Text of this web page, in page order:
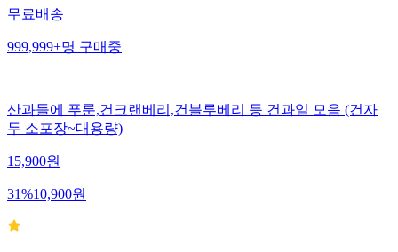
무료배송
999,999+명 구매중
산과들에 푸룬,건크랜베리,건블루베리 등 건과일 모음 (건자
두 소포장~대용량)
15,900원
31%10,900원